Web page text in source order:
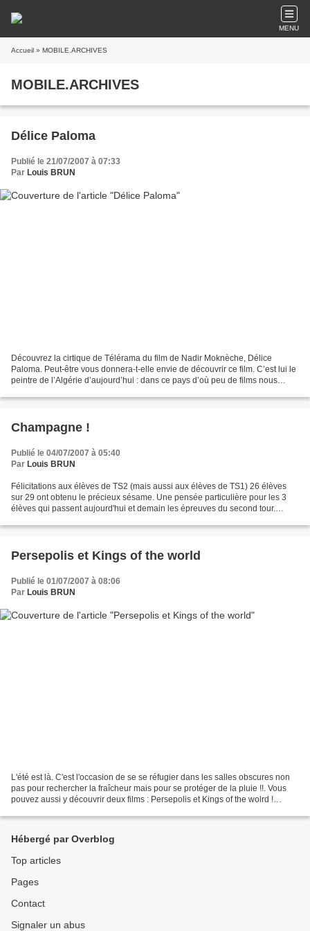
MENU
Accueil » MOBILE.ARCHIVES
MOBILE.ARCHIVES
Délice Paloma
Publié le 21/07/2007 à 07:33
Par Louis BRUN
Découvrez la cirtique de Télérama du film de Nadir Moknèche, Délice
Paloma. Peut-être vous donnera-t-elle envie de découvrir ce film. C’est lui le
peintre de l’Algérie d’aujourd’hui : dans ce pays d’où peu de films nous
Champagne !
Publié le 04/07/2007 à 05:40
Par Louis BRUN
Félicitations aux élèves de TS2 (mais aussi aux élèves de TS1) 26 élèves
sur 29 ont obtenu le précieux sésame. Une pensée particulière pour les 3
élèves qui passent aujourd'hui et demain les épreuves du second tour.
Persepolis et Kings of the world
Publié le 01/07/2007 à 08:06
Par Louis BRUN
L'été est là. C'est l'occasion de se se réfugier dans les salles obscures non
pas pour rechercher la fraîcheur mais pour se protéger de la pluie !!. Vous
pouvez aussi y découvrir deux films : Persepolis et Kings of the wolrd !
Hébergé par Overblog
Top articles
Pages
Contact
Signaler un abus